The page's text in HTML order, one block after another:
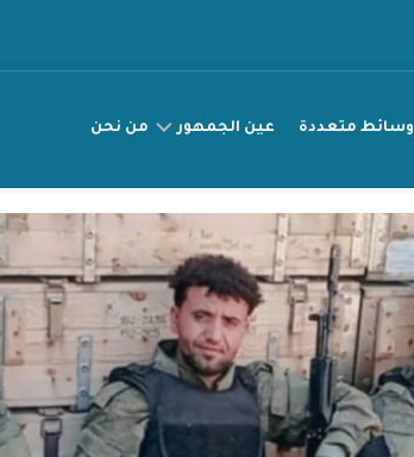
وسائط متعددة عين الجمهور
مناصرة
قصتي
راقب
انتهاك
من نحن